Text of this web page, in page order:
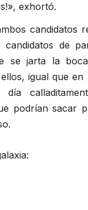
exhortó.
candidatos
candidatos de
se jarta la
igual que en
podrían sacar